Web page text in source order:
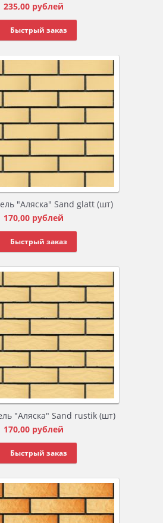
235,00 рублей
Быстрый заказ
"Аляска" Sand glatt (шт)
170,00 рублей
Быстрый заказ
"Аляска" Sand rustik (шт)
170,00 рублей
Быстрый заказ